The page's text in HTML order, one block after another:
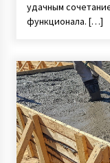
удачным
функционала. […]